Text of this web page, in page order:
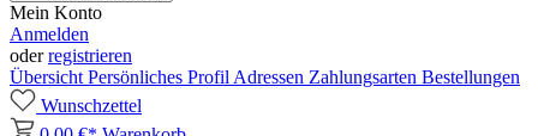
Mein Konto
Anmelden
oderregistrieren
Übersicht Persönliches Profil Adressen Zahlungsarten Bestellungen
Wunschzettel